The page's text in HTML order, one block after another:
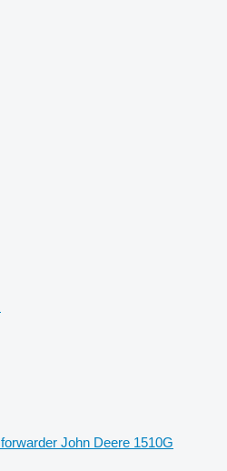
forwarder John Deere 1510G